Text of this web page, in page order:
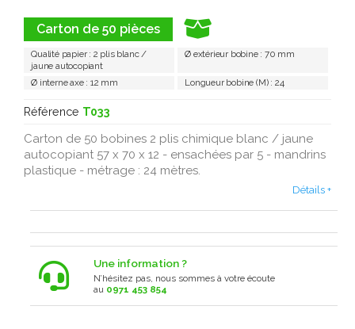
Carton de 50 pièces
Qualité papier : 2 plis blanc /
jaune autocopiant
Ø extérieur bobine : 70 mm
Ø interne axe : 12 mm Longueur bobine (M) : 24
Référence T033
Carton de 50 bobines 2 plis chimique blanc / jaune
autocopiant 57 x 70 x 12 - ensachées par 5 - mandrins
plastique - métrage : 24 mètres.
Détails +
Une information ?
N’hésitez pas, nous sommes à votre écoute
au 0971 453 854